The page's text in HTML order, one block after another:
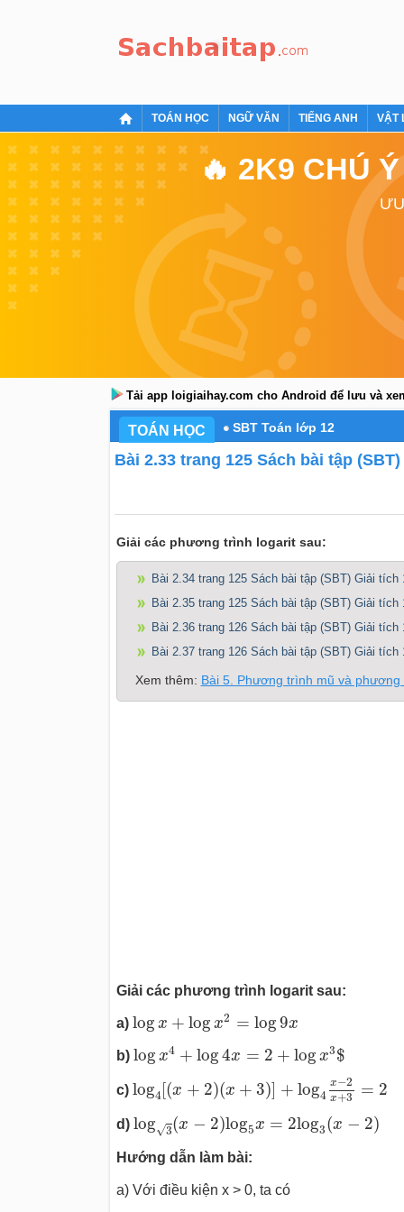
TOÁN HỌC NGỮ VĂN TIẾNG ANH VẬT
🔥 2K9 CHÚ
Tải app loigiaihay.com cho Android để lưu và
TOÁN HỌC SBT Toán lớp 12
Bài 2.33 trang 125 Sách bài tập
Giải các phương trình logarit sau:
Bài 2.34 trang 125 Sách bài tập (SBT) Giải tích
Bài 2.35 trang 125 Sách bài tập (SBT) Giải tích
Bài 2.36 trang 126 Sách bài tập (SBT) Giải tích
Bài 2.37 trang 126 Sách bài tập (SBT) Giải tích
Xem thêm: Bài 5. Phương trình mũ và phương
Giải các phương trình logarit sau:
a) log x + log x2 = log9x
log log =log 9
b) log x4 + log4x = 2 + log x3$
log 4 log x= log x 3
c) log4 [(x + 2)(x + 3)] + log4
x−2
x+3 = 2
4[( (x+ log x+3
d) log√3(x − 2)log5x = 2log3(x − 2)
log x log log3 2
Hướng dẫn làm bài:
a) Với điều kiện x > 0, ta có